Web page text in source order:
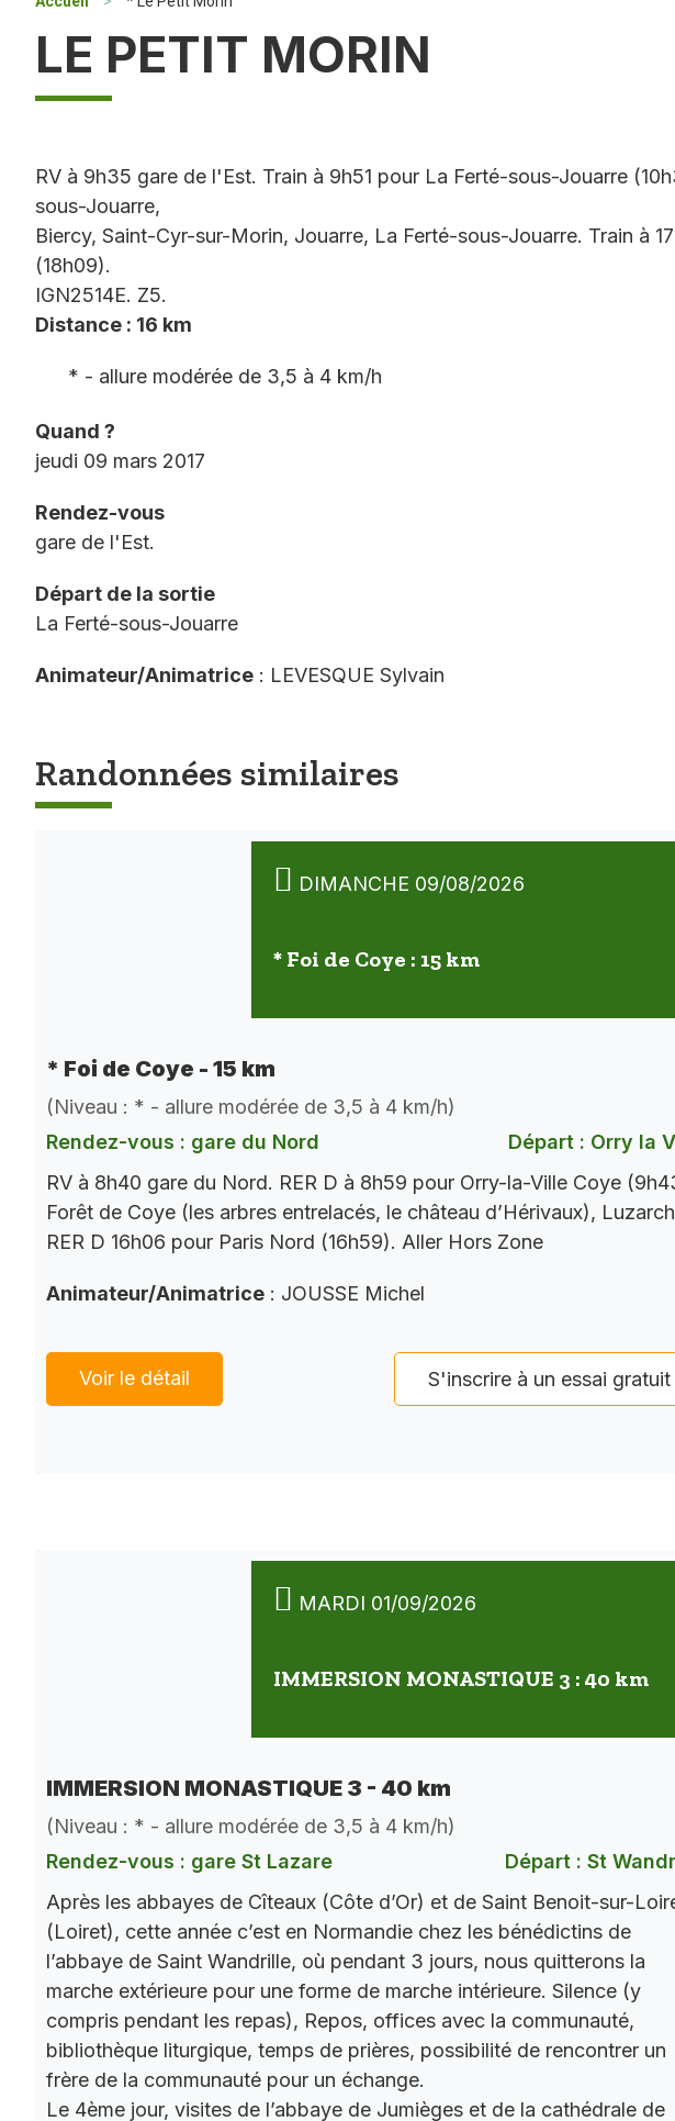
LE PETIT MORIN
RV à 9h35 gare de l'Est. Train à 9h51 pour La Ferté-sous-Jouarre
sous-Jouarre,
Biercy, Saint-Cyr-sur-Morin, Jouarre, La Ferté-sous-Jouarre. Train à
(18h09).
IGN2514E. Z5.
Distance : 16 km
* - allure modérée de 3,5 à 4 km/h
Quand ?
jeudi 09 mars 2017
Rendez-vous
gare de l'Est.
Départ de la sortie
La Ferté-sous-Jouarre
Animateur/Animatrice : LEVESQUE Sylvain
Randonnées similaires
DIMANCHE 09/08/2026
* Foi de Coye : 15 km
* Foi de Coye - 15 km
(Niveau : * - allure modérée de 3,5 à 4 km/h)
Rendez-vous : gare du Nord
Départ : Orry la
RV à 8h40 gare du Nord. RER D à 8h59 pour Orry-la-Ville Coye
Forêt de Coye (les arbres entrelacés, le château d’Hérivaux),
RER D 16h06 pour Paris Nord (16h59). Aller Hors Zone
Animateur/Animatrice : JOUSSE Michel
Voir le détail S'inscrire à un essai gratuit
MARDI 01/09/2026
IMMERSION MONASTIQUE 3 : 40 km
IMMERSION MONASTIQUE 3 - 40 km
(Niveau : * - allure modérée de 3,5 à 4 km/h)
Rendez-vous : gare St Lazare
Départ : St
Après les abbayes de Cîteaux (Côte d’Or) et de Saint Benoit-sur-
(Loiret), cette année c’est en Normandie chez les bénédictins de
l’abbaye de Saint Wandrille, où pendant 3 jours, nous quitterons la
marche extérieure pour une forme de marche intérieure. Silence (y
compris pendant les repas), Repos, offices avec la communauté,
bibliothèque liturgique, temps de prières, possibilité de rencontrer un
frère de la communauté pour un échange.
Le 4ème jour, visites de l’abbaye de Jumièges et de la cathédrale de